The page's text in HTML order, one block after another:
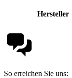
Hersteller
So erreichen Sie uns: